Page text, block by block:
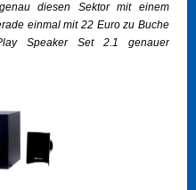
diesen Sektor mit einem
einmal mit 22 Euro zu Buche
Speaker Set 2.1 genauer